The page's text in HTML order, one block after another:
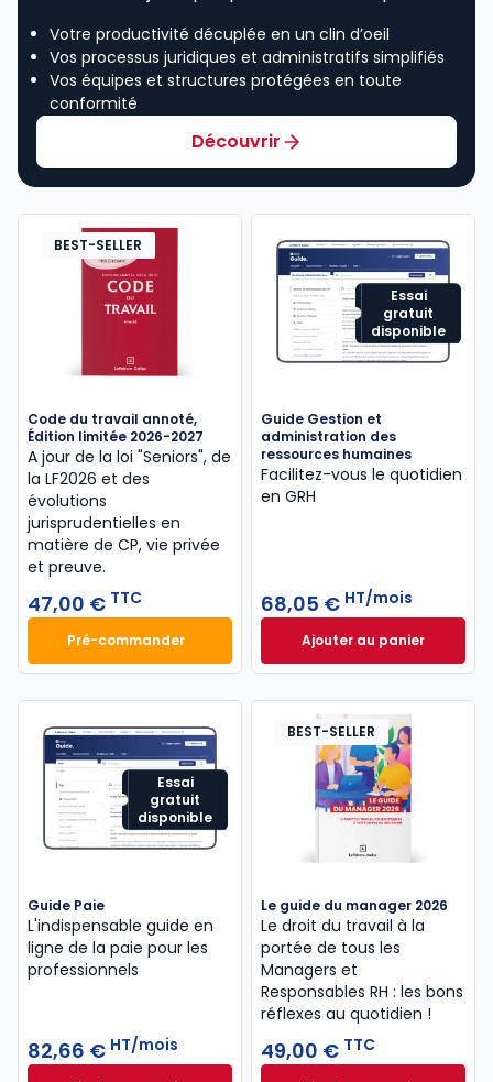
Votre productivité décuplée en un clin d’oeil
Vos processus juridiques et administratifs simplifiés
Vos équipes et structures protégées en toute
conformité
Découvrir
BEST-SELLER
Code du travail annoté,
Édition limitée 2026-2027
A jour de la loi "Seniors", de
la LF2026 et des
évolutions
jurisprudentielles en
matière de CP, vie privée
et preuve.
47,00 € TTC
Pré-commanderCode du travail annoté, Édition limitée 2026-2027 à
Essai
gratuit
disponible
Guide Gestion et
administration des
ressources humaines
Facilitez-vous le quotidien
en GRH
68,05 € HT/mois
Ajouter au panierGuide Gestion et
Essai
gratuit
disponible
Guide Paie
L'indispensable guide en
ligne de la paie pour les
professionnels
82,66 € HT/mois
BEST-SELLER
Le guide du manager 2026
Le droit du travail à la
portée de tous les
Managers et
Responsables RH : les bons
réflexes au quotidien !
49,00 € TTC